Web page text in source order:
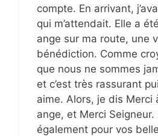
compte. En arrivant,
qui m’attendait. Elle a
ange sur ma route, une
bénédiction. Comme
que nous ne sommes
et c’est très rassurant
aime. Alors, je dis Merci
ange, et Merci Seigneur.
également pour vos